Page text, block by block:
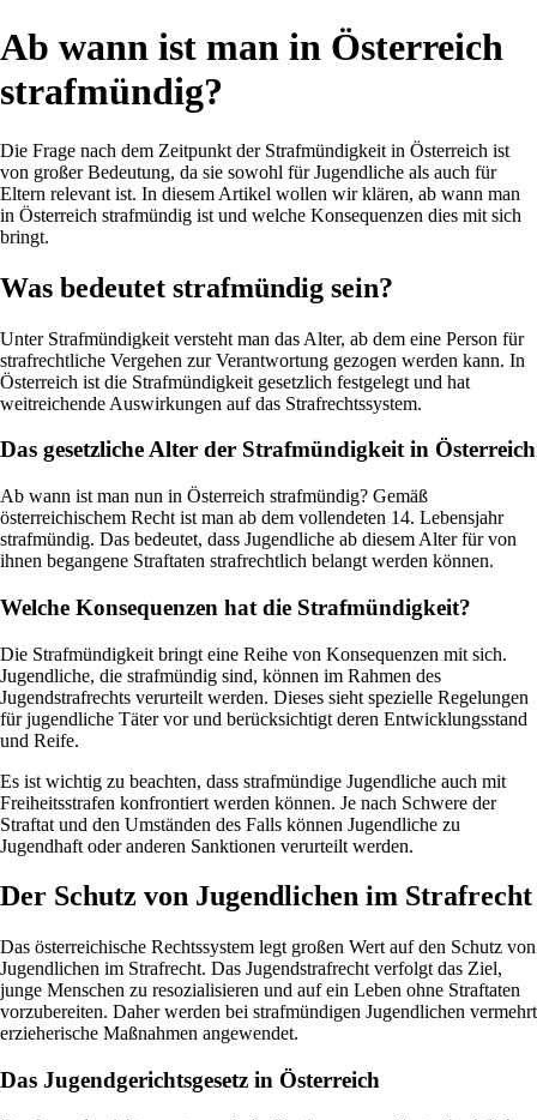
Ab wann ist man in Österreich
strafmündig?
Die Frage nach dem Zeitpunkt der Strafmündigkeit in Österreich ist
von großer Bedeutung, da sie sowohl für Jugendliche als auch für
Eltern relevant ist. In diesem Artikel wollen wir klären, ab wann man
in Österreich strafmündig ist und welche Konsequenzen dies mit sich
bringt.
Was bedeutet strafmündig sein?
Unter Strafmündigkeit versteht man das Alter, ab dem eine Person für
strafrechtliche Vergehen zur Verantwortung gezogen werden kann. In
Österreich ist die Strafmündigkeit gesetzlich festgelegt und hat
weitreichende Auswirkungen auf das Strafrechtssystem.
Das gesetzliche Alter der Strafmündigkeit in Österreich
Ab wann ist man nun in Österreich strafmündig? Gemäß
österreichischem Recht ist man ab dem vollendeten 14. Lebensjahr
strafmündig. Das bedeutet, dass Jugendliche ab diesem Alter für von
ihnen begangene Straftaten strafrechtlich belangt werden können.
Welche Konsequenzen hat die Strafmündigkeit?
Die Strafmündigkeit bringt eine Reihe von Konsequenzen mit sich.
Jugendliche, die strafmündig sind, können im Rahmen des
Jugendstrafrechts verurteilt werden. Dieses sieht spezielle Regelungen
für jugendliche Täter vor und berücksichtigt deren Entwicklungsstand
und Reife.
Es ist wichtig zu beachten, dass strafmündige Jugendliche auch mit
Freiheitsstrafen konfrontiert werden können. Je nach Schwere der
Straftat und den Umständen des Falls können Jugendliche zu
Jugendhaft oder anderen Sanktionen verurteilt werden.
Der Schutz von Jugendlichen im Strafrecht
Das österreichische Rechtssystem legt großen Wert auf den Schutz von
Jugendlichen im Strafrecht. Das Jugendstrafrecht verfolgt das Ziel,
junge Menschen zu resozialisieren und auf ein Leben ohne Straftaten
vorzubereiten. Daher werden bei strafmündigen Jugendlichen vermehrt
erzieherische Maßnahmen angewendet.
Das Jugendgerichtsgesetz in Österreich